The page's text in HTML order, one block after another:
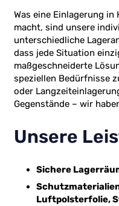
Was eine Einlagerung
macht, sind unsere
unterschiedliche
dass jede Situation
maßgeschneiderte
speziellen Bedürfnisse
oder
Gegenstände – wir
Unsere
Sichere
Luftpolsterfolie,